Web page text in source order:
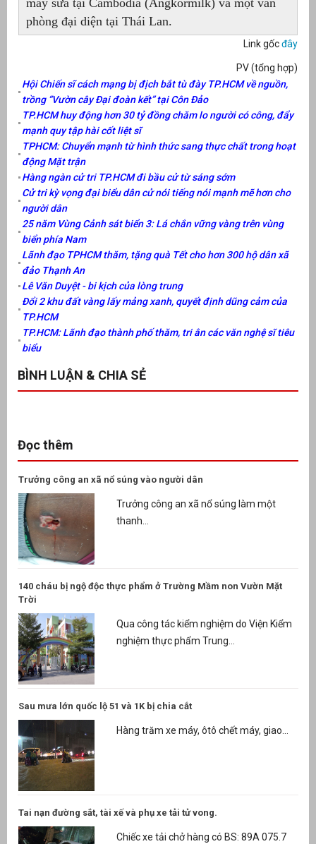
phòng đại diện tại Thái Lan.
Link gốcđây
PV (tổng hợp)
Hội Chiến sĩ cách mạng bị địch bắt tù đày TP.HCM về nguồn,
trồng “Vườn cây Đại đoàn kết” tại Côn Đảo
TP.HCM huy động hơn 30 tỷ đồng chăm lo người có công, đẩy
mạnh quy tập hài cốt liệt sĩ
TPHCM: Chuyển mạnh từ hình thức sang thực chất trong hoạt
động Mặt trận
Hàng ngàn cử tri TP.HCM đi bầu cử từ sáng sớm
Cử tri kỳ vọng đại biểu dân cử nói tiếng nói mạnh mẽ hơn cho
người dân
25 năm Vùng Cảnh sát biển 3: Lá chắn vững vàng trên vùng
biển phía Nam
Lãnh đạo TPHCM thăm, tặng quà Tết cho hơn 300 hộ dân xã
đảo Thạnh An
Lê Văn Duyệt - bi kịch của lòng trung
Đổi 2 khu đất vàng lấy mảng xanh, quyết định dũng cảm của
TP.HCM
TP.HCM: Lãnh đạo thành phố thăm, tri ân các văn nghệ sĩ tiêu
biểu
BÌNH LUẬN & CHIA SẺ
Đọc thêm
Trưởng công an xã nổ súng vào người dân
Trưởng công an xã nổ súng làm một
thanh...
140 cháu bị ngộ độc thực phẩm ở Trường Mầm non Vườn Mặt
Trời
Qua công tác kiểm nghiệm do Viện Kiểm
nghiệm thực phẩm Trung...
Sau mưa lớn quốc lộ 51 và 1K bị chia cắt
Hàng trăm xe máy, ôtô chết máy, giao...
Tai nạn đường sắt, tài xế và phụ xe tải tử vong.
Chiếc xe tải chở hàng có BS: 89A 075.7